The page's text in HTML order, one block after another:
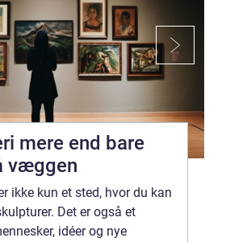
væggen
ikke kun et sted, hvor du kan
Det er også et
idéer og nye